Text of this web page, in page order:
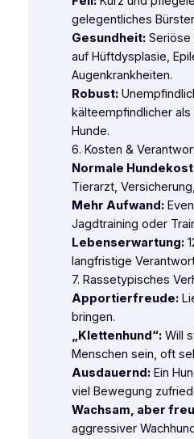
gelegentliches
Gesundheit:Seriöse
auf Hüftdysplasie,
Augenkrankheiten.
Robust:
kälteempfindlicher als
Hunde.
6. Kosten &
Normale
Tierarzt,
Mehr Aufwand:
Jagdtraining oder
Lebenserwartung:
langfristige
7. Rassetypisches
Apportierfreude:
bringen.
„Klettenhund“:Will
Menschen sein, oft
Ausdauernd:Ein
viel Bewegung
Wachsam, aber
aggressiver